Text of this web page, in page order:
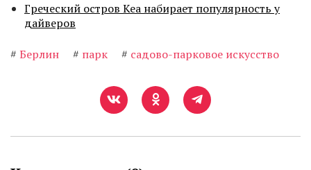
Греческий остров Кеа набирает популярность у
дайверов
# Берлин # парк # садово-парковое искусство